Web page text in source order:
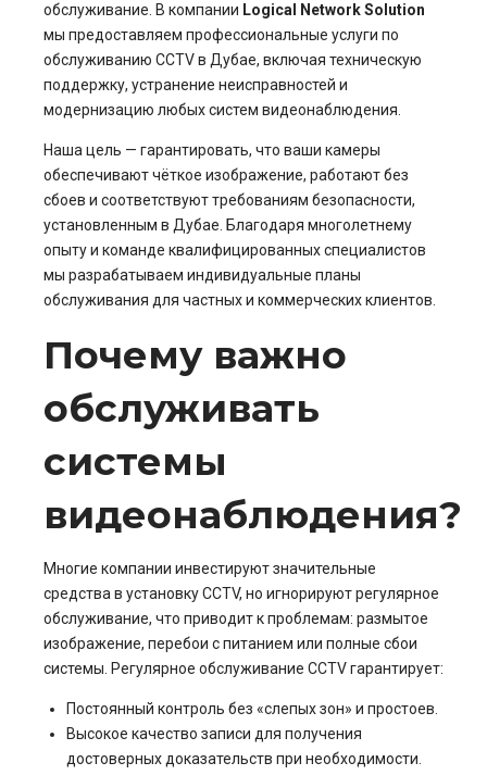
обслуживание. В компании Logical Network Solution
мы предоставляем профессиональные услуги по
обслуживанию CCTV в Дубае, включая техническую
поддержку, устранение неисправностей и
модернизацию любых систем видеонаблюдения.
Наша цель — гарантировать, что ваши камеры
обеспечивают чёткое изображение, работают без
сбоев и соответствуют требованиям безопасности,
установленным в Дубае. Благодаря многолетнему
опыту и команде квалифицированных специалистов
мы разрабатываем индивидуальные планы
обслуживания для частных и коммерческих клиентов.
Почему важно
обслуживать
системы
видеонаблюдения?
Многие компании инвестируют значительные
средства в установку CCTV, но игнорируют регулярное
обслуживание, что приводит к проблемам: размытое
изображение, перебои с питанием или полные сбои
системы. Регулярное обслуживание CCTV гарантирует:
Постоянный контроль без «слепых зон» и простоев.
Высокое качество записи для получения
достоверных доказательств при необходимости.